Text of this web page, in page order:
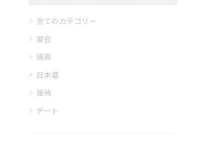
全てのカテゴリー
宴会
焼鳥
日本酒
接待
デート